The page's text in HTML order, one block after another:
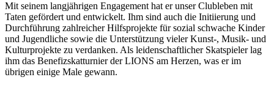
Mit seinem langjährigen Engagement hat er unser Clubleben mit
Taten gefördert und entwickelt. Ihm sind auch die Initiierung und
Durchführung zahlreicher Hilfsprojekte für sozial schwache Kinder
und Jugendliche sowie die Unterstützung vieler Kunst-, Musik- und
Kulturprojekte zu verdanken. Als leidenschaftlicher Skatspieler lag
ihm das Benefizskatturnier der LIONS am Herzen, was er im
übrigen einige Male gewann.